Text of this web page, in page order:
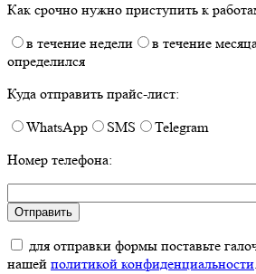
Как срочно нужно приступить к
в течение недели
в течение
определился
Куда отправить прайс-лист:
WhatsApp
SMS
Telegram
Номер телефона:
для отправки формы поставьте
нашей политикой конфиденциальности.